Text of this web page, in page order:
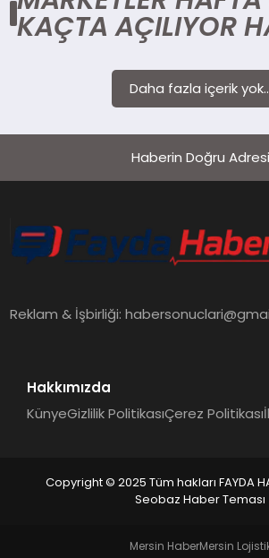
SPOR
SIYASET
MAGAZIN
KAÇTA AÇILIYOR
Daha fazla içerik
Haberin Doğru Adresi
Reklam & İşbirliği:
Hakkımızda
KünyeGizlilik PolitikasıÇerez Politikası
Copyright © 2025 Tüm hakları FAYDA
Seobaz Haber Teması
Mersin HaberMersin